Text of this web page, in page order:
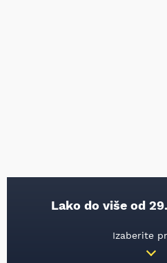
Lako do više od
Izaberite